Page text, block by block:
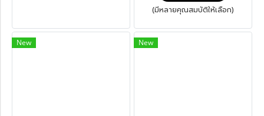
(มีหลายคุณสมบัติให้เลือก)
New New